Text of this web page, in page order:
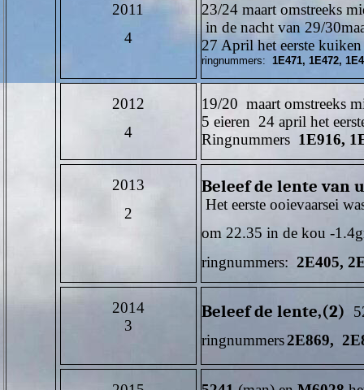
2011
4
23/24 maart omstreeks
in de nacht van 29/
27 April het eerste
ringnummers:1E471, 1E472,
2012
4
19/20 maart omstreeks
5 eieren 24 april het
Ringnummers 1E916,
2013
2
Beleef de lente van
Het eerste ooievaarsei
om 22.35 in de kou -
ringnummers:2E405,
2014
3
Beleef de lente,(2)
ringnummers2E869,